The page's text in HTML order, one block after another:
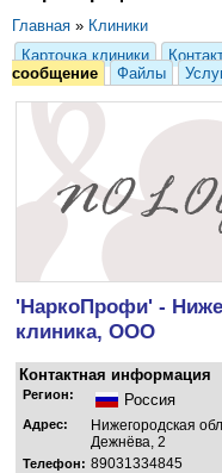
Главная » Клиники
Карточка клиники
сообщение
Файлы
'НаркоПрофи' -
клиника, ООО
Контактная информация
Регион: Россия
Адрес:
Нижегородская
Дежнёва, 2
Телефон: 89031334845